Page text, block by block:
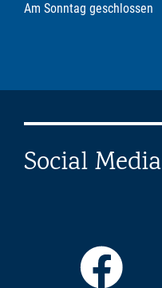
Am Sonntag geschlossen
Social Media